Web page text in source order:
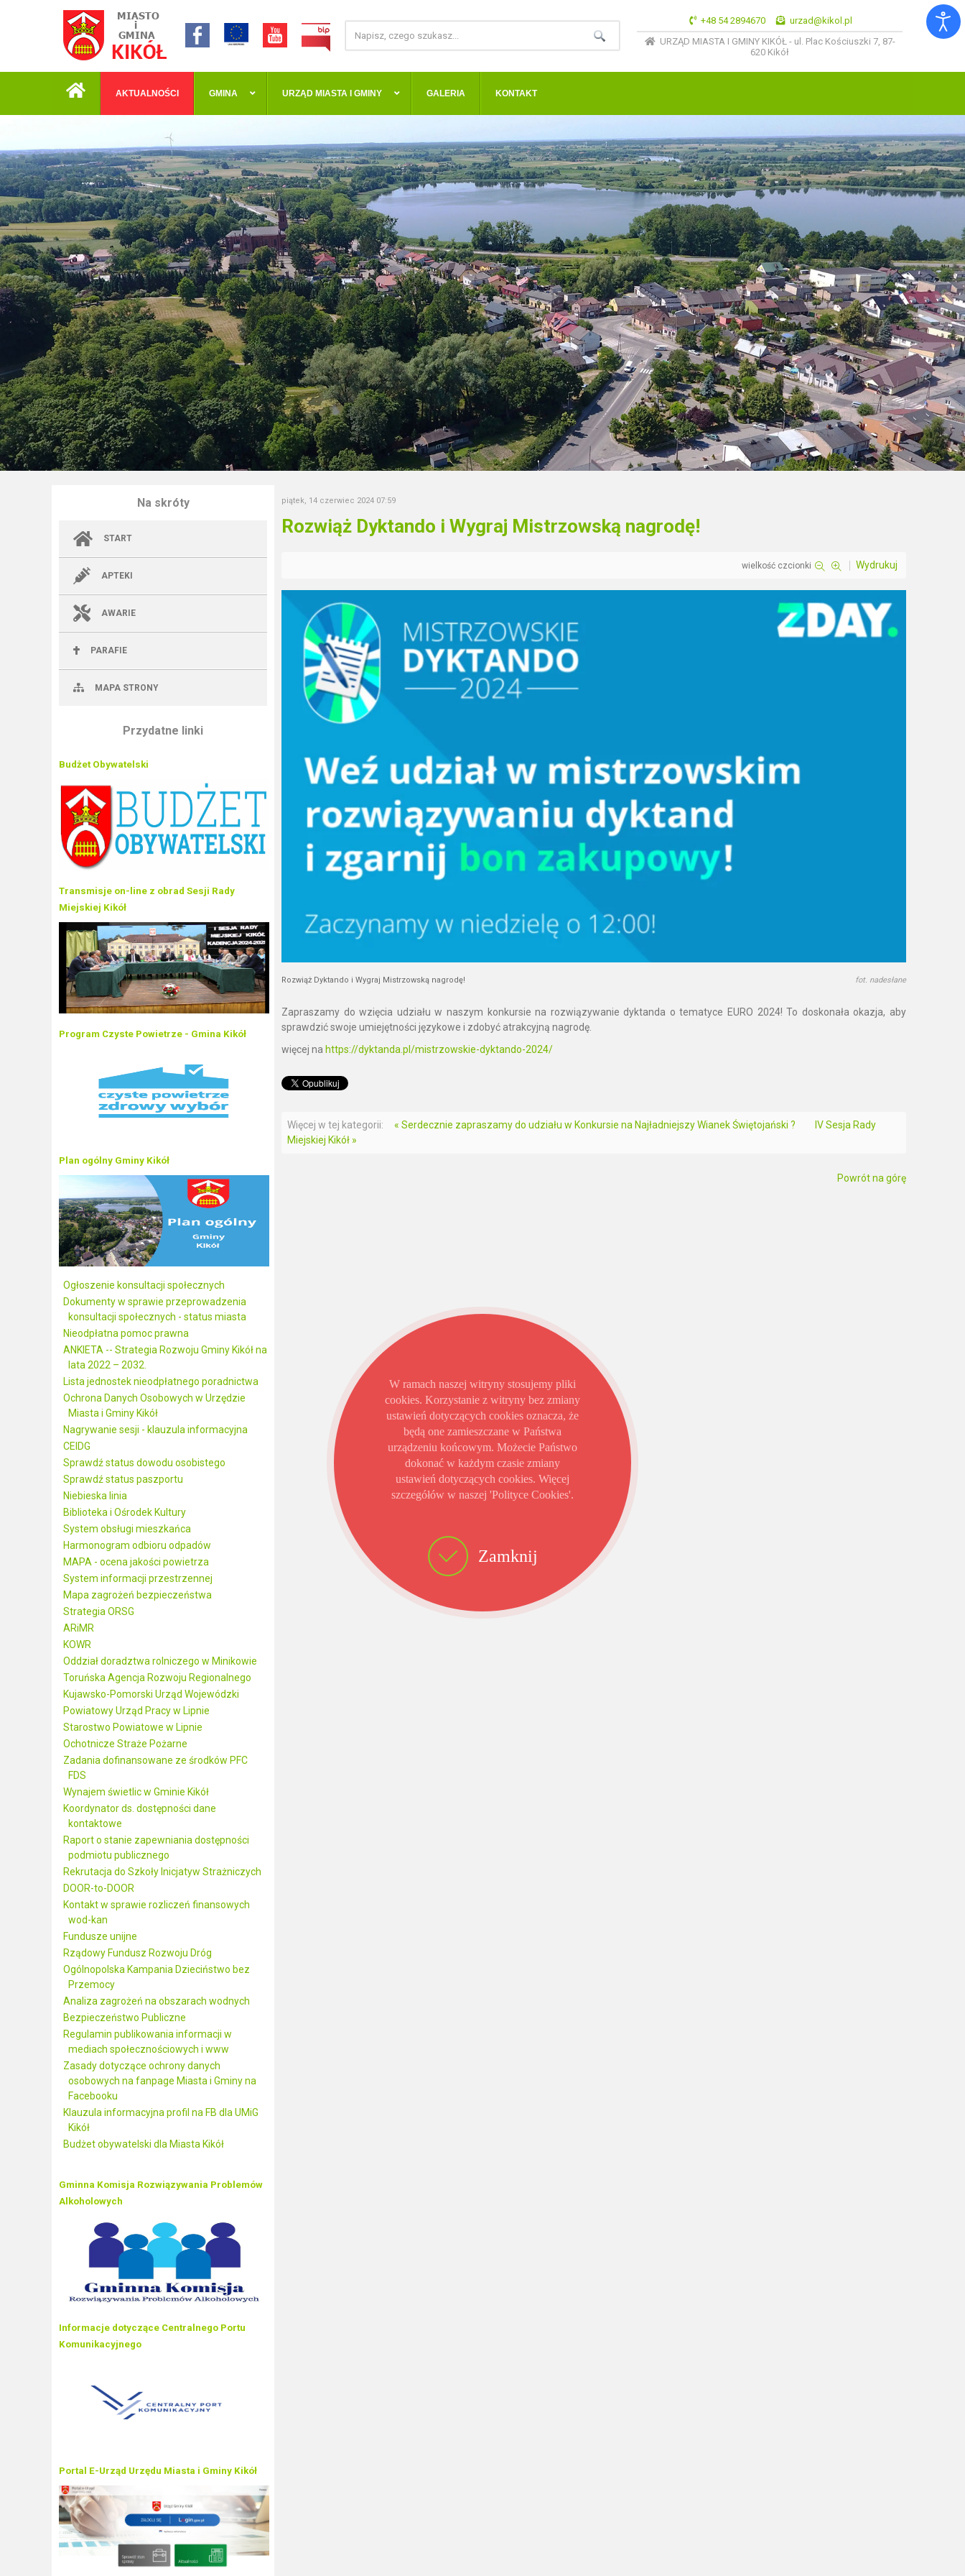
+48 54 2894670
urzad@kikol.pl
URZĄD MIASTA I GMINY KIKÓŁ - ul. Plac Kościuszki 7, 87-
620 Kikół
AKTUALNOŚCI GMINA URZĄD MIASTA I GMINY GALERIA KONTAKT
Na skróty
START
APTEKI
AWARIE
PARAFIE
MAPA STRONY
Przydatne linki
Budżet Obywatelski
Transmisje on-line z obrad Sesji Rady
Miejskiej Kikół
Program Czyste Powietrze - Gmina Kikół
Plan ogólny Gminy Kikół
Ogłoszenie konsultacji społecznych
Dokumenty w sprawie przeprowadzenia
konsultacji społecznych - status miasta
Nieodpłatna pomoc prawna
ANKIETA -- Strategia Rozwoju Gminy Kikół na
lata 2022 – 2032.
Lista jednostek nieodpłatnego poradnictwa
Ochrona Danych Osobowych w Urzędzie
Miasta i Gminy Kikół
Nagrywanie sesji - klauzula informacyjna
CEIDG
Sprawdź status dowodu osobistego
Sprawdź status paszportu
Niebieska linia
Biblioteka i Ośrodek Kultury
System obsługi mieszkańca
Harmonogram odbioru odpadów
MAPA - ocena jakości powietrza
System informacji przestrzennej
Mapa zagrożeń bezpieczeństwa
Strategia ORSG
ARiMR
KOWR
Oddział doradztwa rolniczego w Minikowie
Toruńska Agencja Rozwoju Regionalnego
Kujawsko-Pomorski Urząd Wojewódzki
Powiatowy Urząd Pracy w Lipnie
Starostwo Powiatowe w Lipnie
Ochotnicze Straże Pożarne
Zadania dofinansowane ze środków PFC
FDS
Wynajem świetlic w Gminie Kikół
Koordynator ds. dostępności dane
kontaktowe
Raport o stanie zapewniania dostępności
podmiotu publicznego
Rekrutacja do Szkoły Inicjatyw Strażniczych
DOOR-to-DOOR
Kontakt w sprawie rozliczeń finansowych
wod-kan
Fundusze unijne
Rządowy Fundusz Rozwoju Dróg
Ogólnopolska Kampania Dzieciństwo bez
Przemocy
Analiza zagrożeń na obszarach wodnych
Bezpieczeństwo Publiczne
Regulamin publikowania informacji w
mediach społecznościowych i www
Zasady dotyczące ochrony danych
osobowych na fanpage Miasta i Gminy na
Facebooku
Klauzula informacyjna profil na FB dla UMiG
Kikół
Budżet obywatelski dla Miasta Kikół
Gminna Komisja Rozwiązywania Problemów
Alkoholowych
Informacje dotyczące Centralnego Portu
Komunikacyjnego
Portal E-Urząd Urzędu Miasta i Gminy Kikół
piątek, 14 czerwiec 2024 07:59
Rozwiąż Dyktando i Wygraj Mistrzowską nagrodę!
wielkość czcionki Wydrukuj
Rozwiąż Dyktando i Wygraj Mistrzowską nagrodę! fot. nadesłane
Zapraszamy do wzięcia udziału w naszym konkursie na rozwiązywanie dyktanda o tematyce EURO 2024! To doskonała okazja, aby
sprawdzić swoje umiejętności językowe i zdobyć atrakcyjną nagrodę.
więcej na https://dyktanda.pl/mistrzowskie-dyktando-2024/
Więcej w tej kategorii: « Serdecznie zapraszamy do udziału w Konkursie na Najładniejszy Wianek Świętojański ?
IV Sesja Rady
Miejskiej Kikół »
Powrót na górę
Zamknij
W ramach naszej witryny stosujemy pliki
cookies. Korzystanie z witryny bez zmiany
ustawień dotyczących cookies oznacza, że
będą one zamieszczane w Państwa
urządzeniu końcowym. Możecie Państwo
dokonać w każdym czasie zmiany
ustawień dotyczących cookies. Więcej
szczegółów w naszej 'Polityce Cookies'.